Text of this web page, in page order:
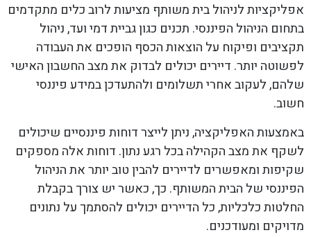
אפליקציות לניהול בית משותף מציעות לרוב כלים מתקדמים
בתחום הניהול הפיננסי. תכנים כגון גביית דמי ועד, ניהול
תקציבים ופיקוח על הוצאות הכסף הופכים את העבודה
לפשוטה יותר. דיירים יכולים לבדוק את מצב החשבון האישי
שלהם, לעקוב אחרי תשלומים ולהתעדכן במידע פיננסי
חשוב.
באמצעות האפליקציה, ניתן לייצר דוחות פיננסיים שיכולים
לשקף את מצב הקהילה בכל רגע נתון. דוחות אלה מספקים
שקיפות ומאפשרים לדיירים להבין טוב יותר את הניהול
הפיננסי של הבית המשותף. כך, כאשר יש צורך בקבלת
החלטות כלכליות, כל הדיירים יכולים להסתמך על נתונים
מדויקים ומעודכנים.